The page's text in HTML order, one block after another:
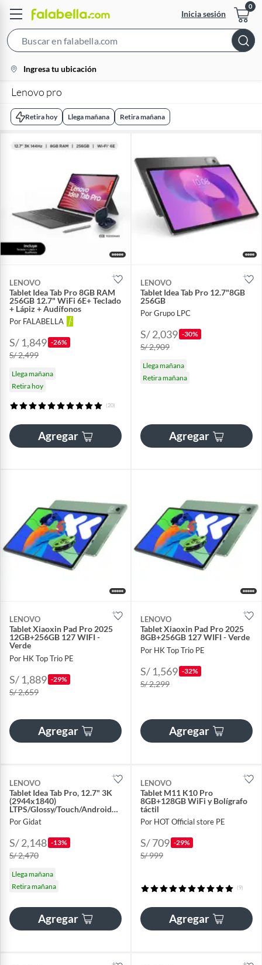
Inicia sesión
Bar
location-
icon
Ingresa tu ubicación
Lenovo pro
Retira hoy Llega mañana Retira mañana
LENOVO
Tablet Idea Tab Pro 8GB RAM
256GB 12.7" WiFi 6E+ Teclado
+ Lápiz + Audífonos
Por FALABELLA
S/ 1,849 -26%
S/ 2,499
Llega mañana
Retira hoy
(20)
Agregar
LENOVO
Tablet Idea Tab Pro 12.7"8GB
256GB
Por Grupo LPC
S/ 2,039 -30%
S/ 2,909
Llega mañana
Retira mañana
Agregar
LENOVO
Tablet Xiaoxin Pad Pro 2025
12GB+256GB 127 WIFI -
Verde
Por HK Top Trio PE
S/ 1,889 -29%
S/ 2,659
Agregar
LENOVO
Tablet Xiaoxin Pad Pro 2025
8GB+256GB 127 WIFI - Verde
Por HK Top Trio PE
S/ 1,569 -32%
S/ 2,299
Agregar
LENOVO
Tablet Idea Tab Pro, 12.7" 3K
(2944x1840)
LTPS/Glossy/Touch/Android
14 o superior
Por Gidat
S/ 2,148 -13%
S/ 2,470
Llega mañana
Retira mañana
Agregar
LENOVO
Tablet M11 K10 Pro
8GB+128GB WiFi y Bolígrafo
táctil
Por HOT Official store PE
S/ 709 -29%
S/ 999
(9)
Agregar